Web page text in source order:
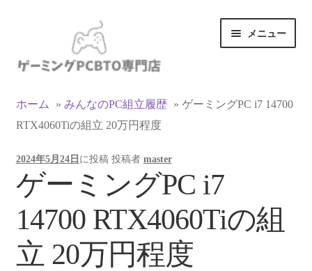
ゲ
ョ
ン
ス
キ
ッ
プ
テ
へ
ス
ッ
プ
メニュー
マイアカウント
支払い
お買い物カゴ
お買い物ガイド
ホーム » みんなのPC組立履歴 » ゲーミングPC i7 14700
RTX4060Tiの組立 20万円程度
2024年5月24日 に投稿 投稿者 master
ゲーミングPC i7
14700 RTX4060Tiの組
立 20万円程度